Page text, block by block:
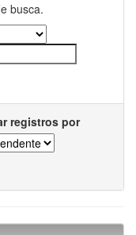
busca.
registros por